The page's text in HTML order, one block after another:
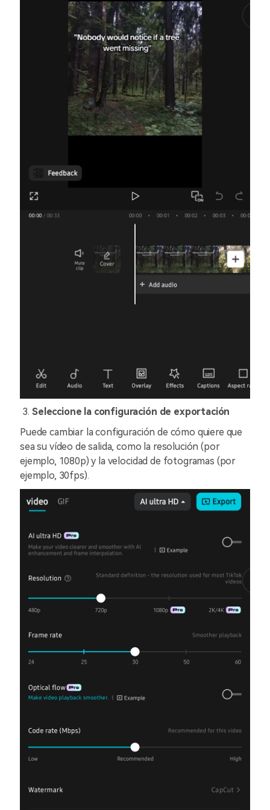
Seleccione la configuración de exportación
Puede cambiar la configuración de cómo quiere que
sea su vídeo de salida, como la resolución (por
ejemplo, 1080p) y la velocidad de fotogramas (por
ejemplo, 30fps).